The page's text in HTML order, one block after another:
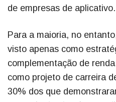
de empresas de aplicativo.
Para a maioria, no
visto apenas como
complementação de
como projeto de carreira
30% dos que